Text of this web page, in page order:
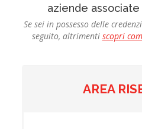
aziende associate
Se sei in possesso delle
seguito, altrimenti scopri
AREA